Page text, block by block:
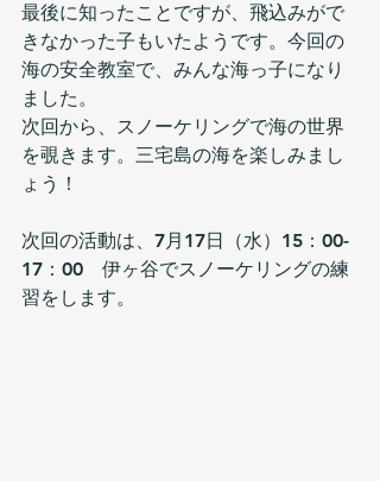
最後に知ったことですが、飛込みがで
きなかった子もいたようです。今回の
海の安全教室で、みんな海っ子になり
ました。
次回から、スノーケリングで海の世界
を覗きます。三宅島の海を楽しみまし
ょう！
次回の活動は、7月17日（水）15：00-
17：00　伊ヶ谷でスノーケリングの練
習をします。